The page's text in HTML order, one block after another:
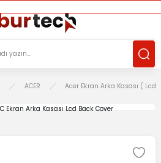
ACER Acer Ekran Arka Kasası ( Lcd